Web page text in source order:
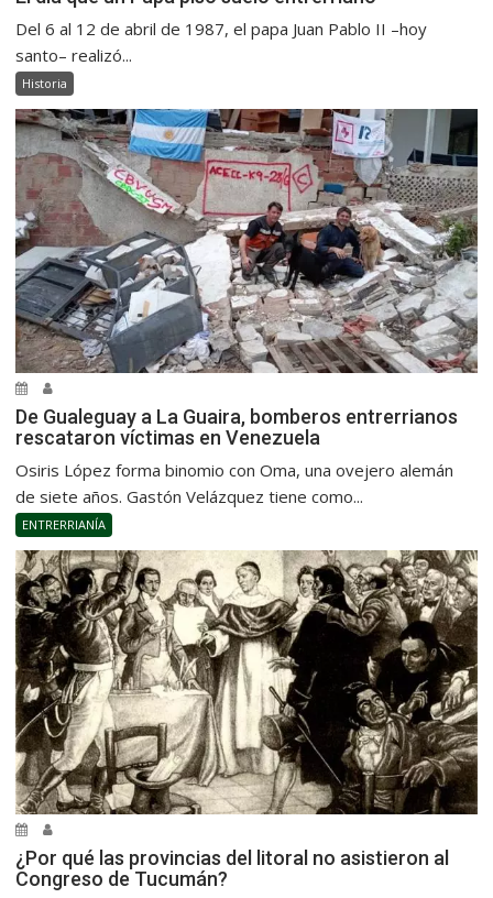
Del 6 al 12 de abril de 1987, el papa Juan Pablo II –hoy
santo– realizó...
Historia
De Gualeguay a La Guaira, bomberos entrerrianos
rescataron víctimas en Venezuela
Osiris López forma binomio con Oma, una ovejero alemán
de siete años. Gastón Velázquez tiene como...
ENTRERRIANÍA
¿Por qué las provincias del litoral no asistieron al
Congreso de Tucumán?